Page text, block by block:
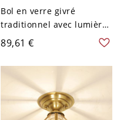
Bol en verre givré
traditionnel avec lumière
ascendante de 13 pouces
encastrée au plafond -
110 V-120 V Style 1
89,61 €